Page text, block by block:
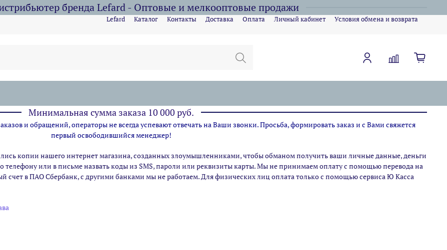
бренда Lefard - Оптовые и мелкооптовые продажи
Lefard Каталог Контакты Доставка Оплата Личный кабинет Условия обмена и возврата
Минимальная сумма заказа 10 000 руб.
и обращений, операторы не всегда успевают отвечать на Ваши звонки. Просьба, формировать заказ и с Вами свяжется
первый освободившийся менеджер!
копии нашего интернет магазина,созданных злоумышленниками, чтобы обманом получить ваши личные данные, деньги
или в письме назвать коды из SMS, пароли или реквизиты карты. Мы не принимаем оплату с помощью перевода на
счет в ПАО Сбербанк, с другими банками мы не работаем. Для физических лиц оплата только с помощью сервиса Ю Касса